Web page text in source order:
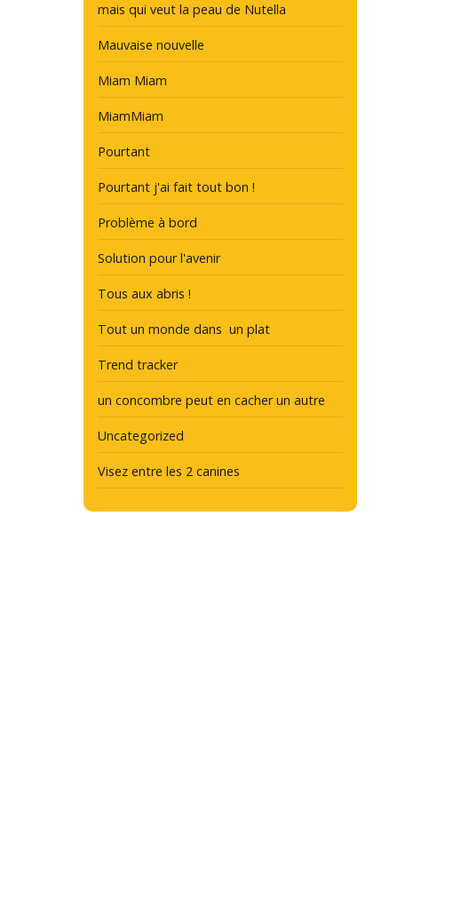
mais qui veut la peau de Nutella
Mauvaise nouvelle
Miam Miam
MiamMiam
Pourtant
Pourtant j'ai fait tout bon !
Problème à bord
Solution pour l'avenir
Tous aux abris !
Tout un monde dans un plat
Trend tracker
un concombre peut en cacher un autre
Uncategorized
Visez entre les 2 canines